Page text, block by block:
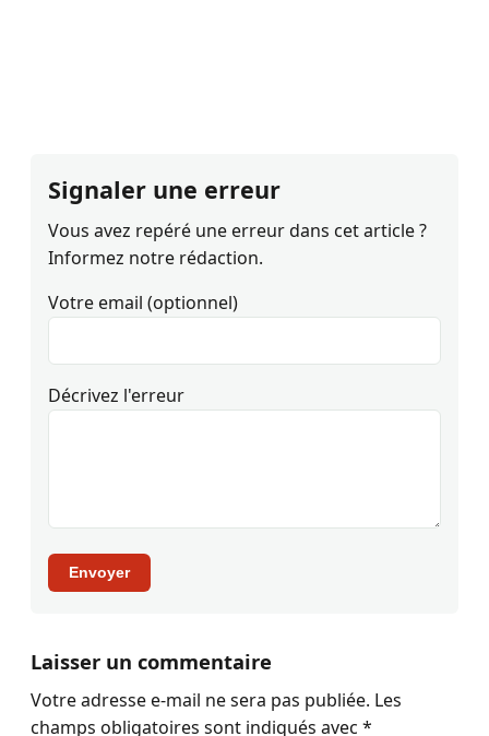
Signaler une erreur
Vous avez repéré une erreur dans cet article ?
Informez notre rédaction.
Votre email (optionnel)
Décrivez l'erreur
Envoyer
Laisser un commentaire
Votre adresse e-mail ne sera pas publiée. Les
champs obligatoires sont indiqués avec *